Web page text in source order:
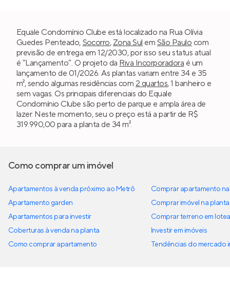
Equale Condomínio Clube está localizado na Rua Olívia
Guedes Penteado, Socorro, Zona Sul em São Paulo com
previsão de entrega em 12/2030, por isso seu status atual
é “Lançamento”. O projeto da Riva Incorporadora é um
lançamento de 01/2026. As plantas variam entre 34 e 35
m², sendo algumas residências com 2 quartos, 1 banheiro e
sem vagas. Os principais diferenciais do Equale
Condomínio Clube são perto de parque e ampla área de
lazer. Neste momento, seu o preço está a partir de R$
319.990,00 para a planta de 34 m².
Como comprar um imóvel
Apartamentos à venda próximo ao Metrô
Apartamento garden
Apartamentos para investir
Coberturas à venda na planta
Como comprar apartamento
Comprar apartamento
Comprar imóvel na planta
Comprar terreno em
Investir em imóveis
Tendências do mercado